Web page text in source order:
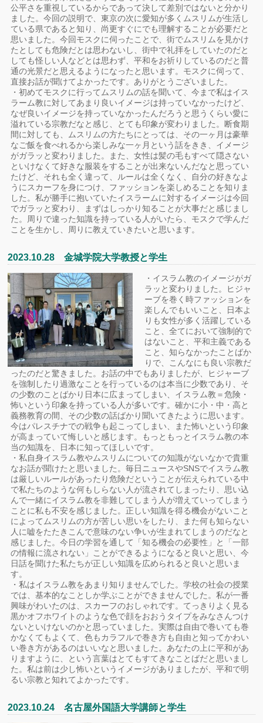
公平さを重視しているからであって決して差別ではないと分かり
ました。今回の説明で、東京の次に愛知が多くムスリムが生活し
ている県であると知り、尚更すぐにでも理解することが必要だと
思いました。今回モスクに伺ったことで、街でムスリムを見かけ
たとしても危険だとは思わないし、街中で礼拝をしていたのだと
しても怪しい人などとは思わず、平和をお祈りしているのだと普
通の光景だと思えるようになったと思います。モスクに伺って、
直接お話が聞けてよかったです。ありがとうございました。
・初めてモスクに行ってムスリムの話を聞いて、今まで私はイス
ラーム教に対してあまり良いイメージは持っていなかったけど、
なぜ良いイメージを持っていなかったんだろうと思うくらい愛に
溢れている宗教だなと感じ、とても印象が変わりました。断食期
間に対しても、ムスリムの方たちにとっては、その一ヶ月は豪華
なご飯を食べれるから楽しみな一ヶ月という話をきき、イメージ
がガラッと変わりました。また、女性は髪の毛もすべて隠さない
といけなくて好きな服装をすることが出来ないんだなと思ってい
たけど、それも全く違って、ルールは全くなく、自分の好きなよ
うにスカーフを身につけ、ファッションを楽しめることを知りま
した。私が勝手に抱いていたイスラームに対するイメージは今回
でガラッと変わり、まずはしっかり知ることが大事だと感じまし
た。周りで違った知識を持っている人がいたら、モスクで学んだ
ことを生かし、周りに教えていきたいと思います。
2023.10.28 金城学院大学教授と学生
・イスラム教のイメージがガ
ラッと変わりました。ヒジャ
ーブを巻く時ファッションを
楽しんでもいいこと、日本よ
りも女性が多く活躍している
こと、全てにおいて強制的で
はないこと、平和主義である
こと、知らなかったことばか
りで、こんなにも良い宗教だ
ったのだと驚きました。お話の中でもありましたが、ヒジャーブ
を強制したり過激なことを行っているのは本当に少数であり、そ
の少数のことばかり日本に広まってしまい、イスラム教＝危険・
怖いという印象を持っている人が多いです。確かに小・中・高と
義務教育の間、その少数の話ばかり聞いてきたように思います。
今はパレスチナでの戦争も起こってしまい、また怖いという印象
が高まっていて悔しいと感じます。もっともっとイスラム教の本
当の知識を、日本に知ってほしいです。
・私自身イスラム教やムスリムについての知識がないなかで貴重
なお話が聞けたと思いました。毎日ニュースやSNSでイスラム教
は厳しいルールがあったり危険だということが伝えられている中
で私たちのような何もしらない人が流されてしまったり、思い込
んで一緒にイスラム教を非難してしまう人が増えていってしまう
ことに私も不安を感じました。正しい知識を得る機会がないこと
によってムスリムの方が苦しい思いをしたり、また何も知らない
人に嘘をたたきこんで意味のない争いが生まれてしまうのだなと
感じました。今日の学習を通して「知る機会の必要性」と「一部
の情報に流されない」ことができるようになると良いと思い、今
日話を聞けた私たちが正しい知識を広められると良いと思いま
す。
・私はイスラム教をあまり知りませんでした。学校の社会の授業
では、基本的なことしか学ぶことができませんでした。私が一番
興味がわいたのは、スカーフのおしゃれです。てっきりよく見る
黒かオフホワイトのような色で顔をおおうタイプをみなさんつけ
ないといけないのかと思っていました。実際は自由で巻いても巻
かなくてもよくて、色もカラフルで巻き方も自由と知ってかわい
い巻き方があるのはいいなと思いました。あなたの上に平和があ
りますように、という言葉はとてもすてきなことばだと思いまし
た。私は前は少し怖いというイメージがありましたが、平和で明
るい宗教と知れてよかったです。
2023.10.24 名古屋外国語大学講師と学生